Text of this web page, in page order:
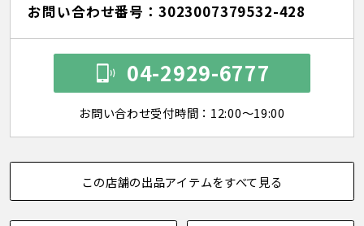
お問い合わせ番号：3023007379532-428
04-2929-6777
お問い合わせ受付時間：12:00～19:00
この店舗の出品アイテムをすべて見る